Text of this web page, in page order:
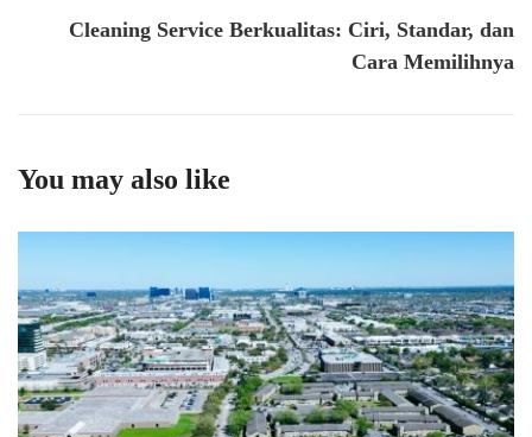
Cleaning Service Berkualitas: Ciri, Standar, dan
Cara Memilihnya
You may also like